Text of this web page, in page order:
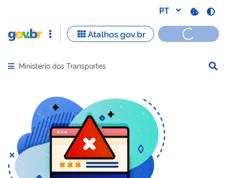
Abrir menu principal de navegação
Ministério dos Transportes